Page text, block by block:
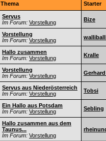
Thema Starter
Servus
Im Forum: Vorstellung Bize
Vorstellung
Im Forum: Vorstellung
Hallo zusammen
Im Forum: Vorstellung Kralle
Vorstellung
Im Forum: Vorstellung Gerhard
Servus aus Niederösterreich
Im Forum: Vorstellung Tobsi
Ein Hallo aus Potsdam
Im Forum: Vorstellung Sebling
Hallo zusammen aus dem
Taunus...
Im Forum: Vorstellung